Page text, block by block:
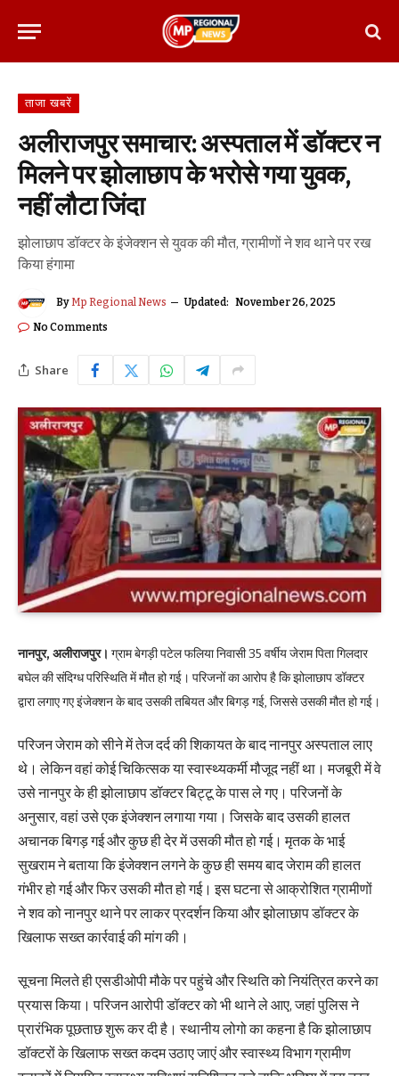
ताजा खबरें
अलीराजपुर समाचार: अस्पताल में डॉक्टर न
मिलने पर झोलाछाप के भरोसे गया युवक,
नहीं लौटा जिंदा
झोलाछाप डॉक्टर के इंजेक्शन से युवक की मौत, ग्रामीणों ने शव थाने पर रख
किया हंगामा
ByMp Regional News Updated: November 26, 2025
No Comments
Share
नानपुर, अलीराजपुर। ग्राम बेगड़ी पटेल फलिया निवासी 35 वर्षीय जेराम पिता गिलदार
बघेल की संदिग्ध परिस्थिति में मौत हो गई। परिजनों का आरोप है कि झोलाछाप डॉक्टर
द्वारा लगाए गए इंजेक्शन के बाद उसकी तबियत और बिगड़ गई, जिससे उसकी मौत हो गई।
परिजन जेराम को सीने में तेज दर्द की शिकायत के बाद नानपुर अस्पताल लाए
थे। लेकिन वहां कोई चिकित्सक या स्वास्थ्यकर्मी मौजूद नहीं था। मजबूरी में वे
उसे नानपुर के ही झोलाछाप डॉक्टर बिट्टू के पास ले गए। परिजनों के
अनुसार, वहां उसे एक इंजेक्शन लगाया गया। जिसके बाद उसकी हालत
अचानक बिगड़ गई और कुछ ही देर में उसकी मौत हो गई। मृतक के भाई
सुखराम ने बताया कि इंजेक्शन लगने के कुछ ही समय बाद जेराम की हालत
गंभीर हो गई और फिर उसकी मौत हो गई। इस घटना से आक्रोशित ग्रामीणों
ने शव को नानपुर थाने पर लाकर प्रदर्शन किया और झोलाछाप डॉक्टर के
खिलाफ सख्त कार्रवाई की मांग की।
सूचना मिलते ही एसडीओपी मौके पर पहुंचे और स्थिति को नियंत्रित करने का
प्रयास किया। परिजन आरोपी डॉक्टर को भी थाने ले आए, जहां पुलिस ने
प्रारंभिक पूछताछ शुरू कर दी है। स्थानीय लोगो का कहना है कि झोलाछाप
डॉक्टरों के खिलाफ सख्त कदम उठाए जाएं और स्वास्थ्य विभाग ग्रामीण